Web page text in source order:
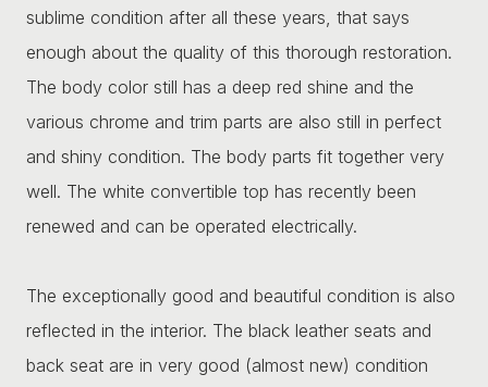
sublime condition after all these years, that says
enough about the quality of this thorough restoration.
The body color still has a deep red shine and the
various chrome and trim parts are also still in perfect
and shiny condition. The body parts fit together very
well. The white convertible top has recently been
renewed and can be operated electrically.
The exceptionally good and beautiful condition is also
reflected in the interior. The black leather seats and
back seat are in very good (almost new) condition